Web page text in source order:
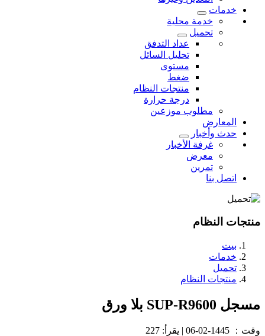
خدمات
خدمة محلية
تحميل
عداد التدفق
تحليل السائل
مستوى
ضغط
منتجات النظام
درجة حرارة
مطلوب موزعين
المعارض
حدث وأخبار
غرفة الأخبار
معرض
تمرين
اتصل بنا
منتجات النظام
بيت
خدمات
تحميل
منتجات النظام
مسجل SUP-R9600 بلا ورق
وقت： 1445-02-06
| يقرأ: 227